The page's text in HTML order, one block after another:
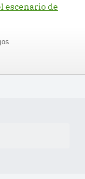
escenario de